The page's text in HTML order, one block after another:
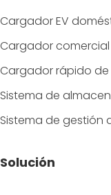
Cargador EV
Cargador comercial
Cargador rápido de
Sistema de
Sistema de gestión
Solución